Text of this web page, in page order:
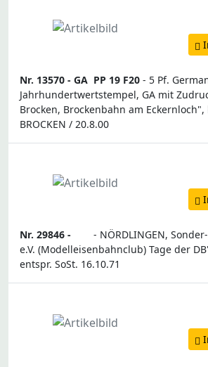
Nr. 13570 - GA PP 19 F20 - 5 Pf.
Jahrhundertwertstempel, GA mit
Brocken, Brockenbahn am Eckernloch",
BROCKEN / 20.8.00
Nr. 29846 -
- NÖRDLINGEN,
e.V. (Modelleisenbahnclub) Tage der
entspr. SoSt. 16.10.71